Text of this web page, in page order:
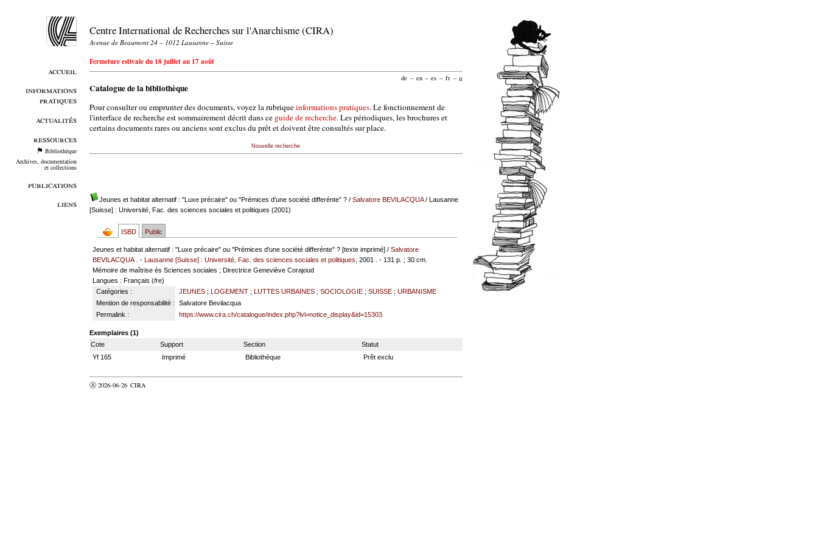
accueil
informations
pratiques
actualités
ressources
Bibliothèque
Archives, documentation
et collections
publications
liens
Centre International de Recherches sur l'Anarchisme (CIRA)
Avenue de Beaumont 24 – 1012 Lausanne – Suisse
Fermeture estivale du 18 juillet au 17 août
de – en – es – fr – it
Catalogue de la bibliothèque
Pour consulter ou emprunter des documents, voyez la rubriqueinformations pratiques. Le fonctionnement de
l'interface de recherche est sommairement décrit dans ce guide de recherche. Les périodiques, les brochures et
certains documents rares ou anciens sont exclus du prêt et doivent être consultés sur place.
Nouvelle recherche
Jeunes et habitat alternatif : "Luxe précaire" ou "Prémices d'une société differénte" ?/ Salvatore BEVILACQUA/ Lausanne
[Suisse] : Université, Fac. des sciences sociales et politiques (2001)
ISBD Public
Jeunes et habitat alternatif : "Luxe précaire" ou "Prémices d'une société differénte" ? [texte imprimé] /Salvatore
BEVILACQUA . -Lausanne [Suisse] : Université, Fac. des sciences sociales et politiques , 2001 . - 131 p. ; 30 cm.
Mémoire de maîtrise ès Sciences sociales ; Directrice Geneviève Corajoud
Langues : Français (fre)
Catégories :
JEUNES; LOGEMENT; LUTTES URBAINES; SOCIOLOGIE; SUISSE; URBANISME
Mention de responsabilité :
Salvatore Bevilacqua
Permalink :
https://www.cira.ch/catalogue/index.php?lvl=notice_display&id=15303
Exemplaires (1)
Cote
Support Section
Statut
Yf 165
Imprimé Bibliothèque Prêt exclu
Ⓐ 2026-06-26 CIRA